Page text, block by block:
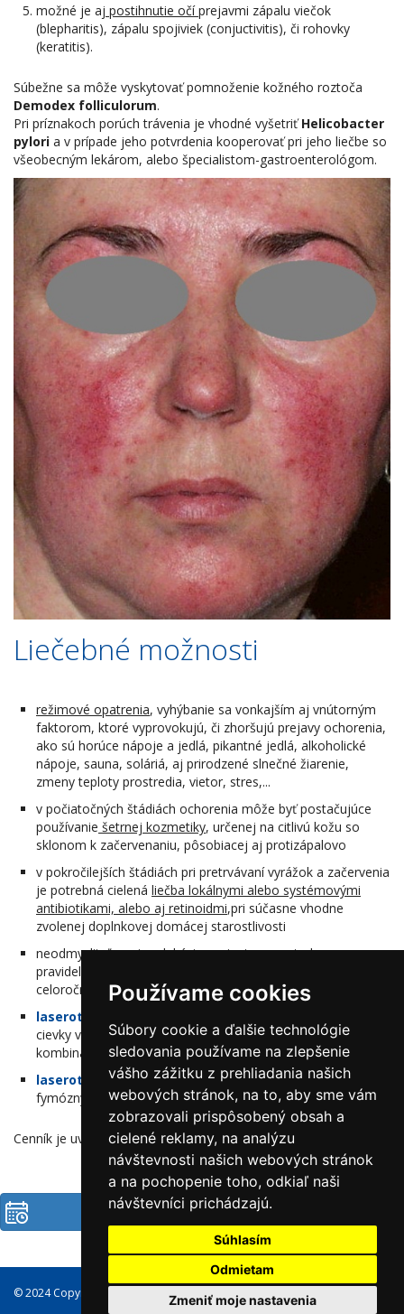
Používame cookies
Súbory cookie a ďalšie technológie
sledovania používame na zlepšenie
vášho zážitku z prehliadania našich
webových stránok, na to, aby sme vám
zobrazovali prispôsobený obsah a
cielené reklamy, na analýzu
návštevnosti našich webových stránok
a na pochopenie toho, odkiaľ naši
návštevníci prichádzajú.
Súhlasím
Odmietam
Zmeniť moje nastavenia
možné je aj postihnutie očíprejavmi zápalu viečok
(blepharitis), zápalu spojiviek (conjuctivitis), či rohovky
(keratitis).
Súbežne sa môže vyskytovať pomnoženie kožného roztoča
Demodex folliculorum.
Pri príznakoch porúch trávenia je vhodné vyšetriťHelicobacter
pylori a v prípade jeho potvrdenia kooperovať pri jeho liečbe so
všeobecným lekárom, alebo špecialistom-gastroenterológom.
Liečebné možnosti
režimové opatrenia, vyhýbanie sa vonkajším aj vnútorným
faktorom, ktoré vyprovokujú, či zhoršujú prejavy ochorenia,
ako sú horúce nápoje a jedlá, pikantné jedlá, alkoholické
nápoje, sauna, soláriá, aj prirodzené slnečné žiarenie,
zmeny teploty prostredia, vietor, stres,...
v počiatočných štádiách ochorenia môže byť postačujúce
používanie šetrnej kozmetiky, určenej na citlivú kožu so
sklonom k začervenaniu, pôsobiacej aj protizápalovo
v pokročilejších štádiách pri pretrvávaní vyrážok a začervenia
je potrebná cielená liečba lokálnymi alebo systémovými
antibiotikami, alebo aj retinoidmi,pri súčasne vhodne
zvolenej doplnkovej domácej starostlivosti
neodmysliteľnou je edukácia pacientov o potrebe
pravidelného používania
celoročne, nie len v letných mesiacoch
laseroterapia Dye laserom
cievky v každom štádiu rosacei spojenej s vhodnou
kombináciou ostatných liečebných nástrojov
laseroterapia ablačným CO2 laserom, v prípade
fymóznych, zhrubnutých kožných zmien
Cenník je uvedený pri liečebných procedúrach
Objednať
© 2024 Copyright Dermatrend, s.r.o., všetky práva vyhradené